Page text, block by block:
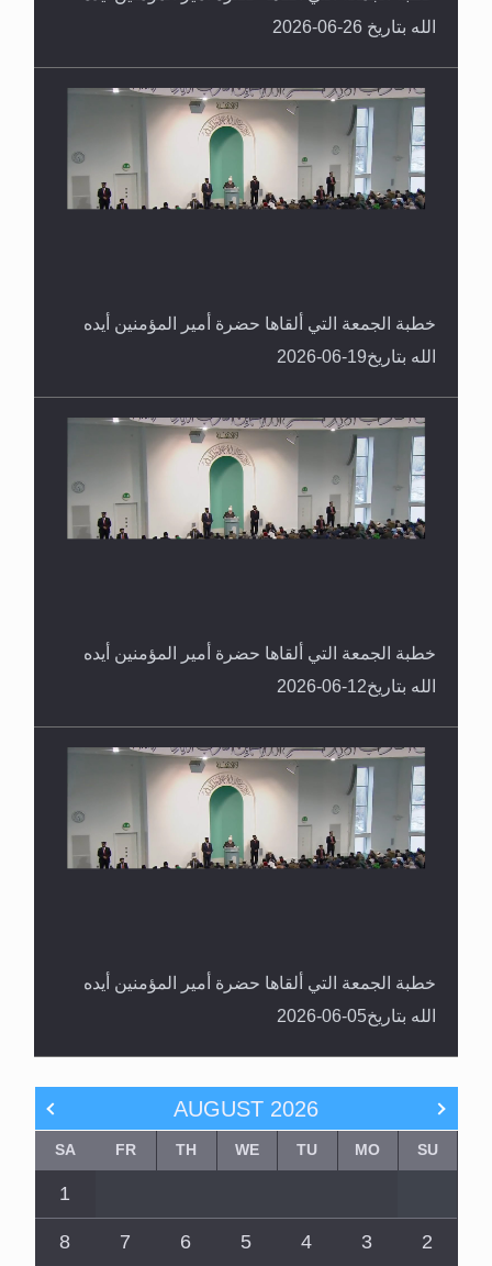
خطبة الجمعة التي ألقاها حضرة أمير المؤمنين أيده
الله بتاريخ 26-06-2026
خطبة الجمعة التي ألقاها حضرة أمير المؤمنين أيده
الله بتاريخ19-06-2026
خطبة الجمعة التي ألقاها حضرة أمير المؤمنين أيده
الله بتاريخ12-06-2026
خطبة الجمعة التي ألقاها حضرة أمير المؤمنين أيده
الله بتاريخ05-06-2026
AUGUST 2026
SA
1